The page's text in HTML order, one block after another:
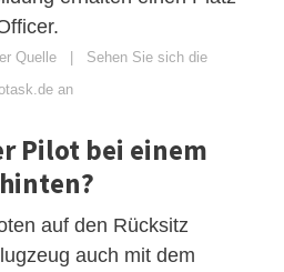
Quelle | Sehen Sie sich die
an
Pilot bei einem
auf den Rücksitz
auch mit dem